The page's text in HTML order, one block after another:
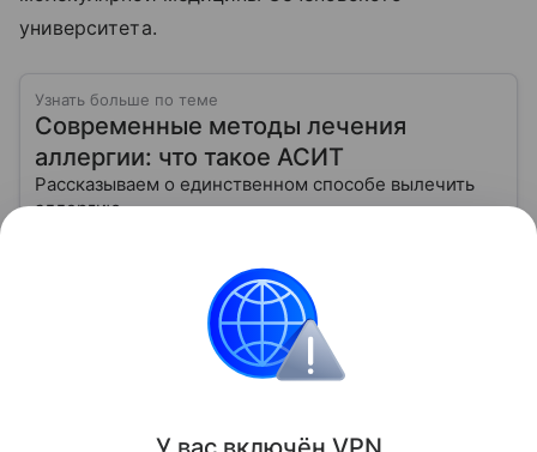
университета.
Узнать больше по теме
Современные методы лечения
аллергии: что такое АСИТ
Рассказываем о единственном способе вылечить
аллергию.